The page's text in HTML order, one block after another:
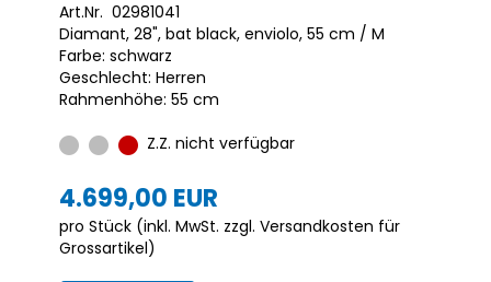
Art.Nr. 02981041
Diamant, 28", bat black, enviolo, 55 cm / M
Farbe: schwarz
Geschlecht: Herren
Rahmenhöhe: 55 cm
Z.Z. nicht verfügbar
4.699,00 EUR
pro Stück (inkl. MwSt. zzgl. Versandkosten für
Grossartikel)